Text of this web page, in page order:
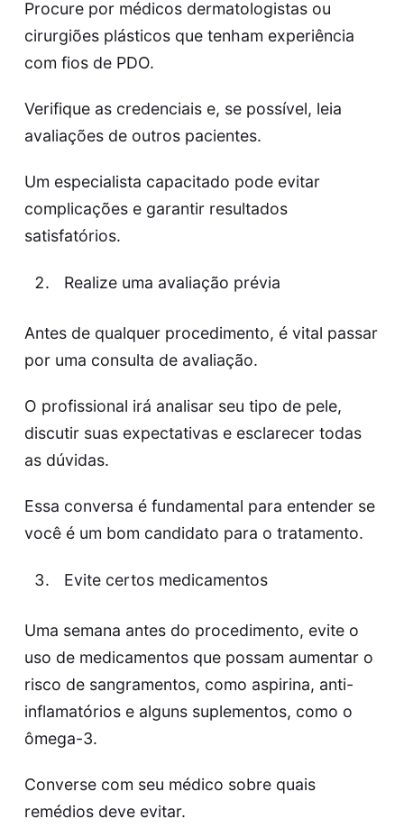
Procure por médicos dermatologistas ou
cirurgiões plásticos que tenham experiência
com fios de PDO.
Verifique as credenciais e, se possível, leia
avaliações de outros pacientes.
Um especialista capacitado pode evitar
complicações e garantir resultados
satisfatórios.
Realize uma avaliação prévia
Antes de qualquer procedimento, é vital passar
por uma consulta de avaliação.
O profissional irá analisar seu tipo de pele,
discutir suas expectativas e esclarecer todas
as dúvidas.
Essa conversa é fundamental para entender se
você é um bom candidato para o tratamento.
Evite certos medicamentos
Uma semana antes do procedimento, evite o
uso de medicamentos que possam aumentar o
risco de sangramentos, como aspirina, anti-
inflamatórios e alguns suplementos, como o
ômega-3.
Converse com seu médico sobre quais
remédios deve evitar.